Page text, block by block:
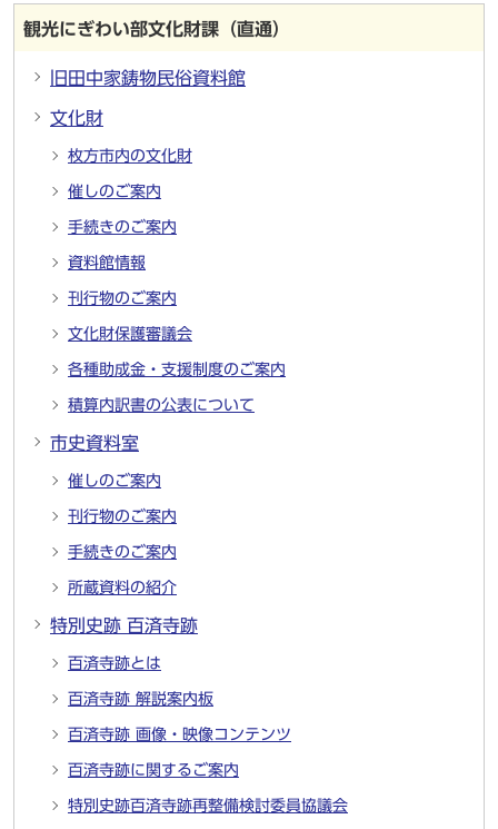
観光にぎわい部文化財課（直通）
旧田中家鋳物民俗資料館
文化財
枚方市内の文化財
催しのご案内
手続きのご案内
資料館情報
刊行物のご案内
文化財保護審議会
各種助成金・支援制度のご案内
積算内訳書の公表について
市史資料室
催しのご案内
刊行物のご案内
手続きのご案内
所蔵資料の紹介
特別史跡 百済寺跡
百済寺跡とは
百済寺跡 解説案内板
百済寺跡 画像・映像コンテンツ
百済寺跡に関するご案内
特別史跡百済寺跡再整備検討委員協議会